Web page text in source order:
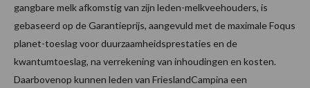
gangbare melk afkomstig van zijn leden-melkveehouders, is
gebaseerd op de Garantieprijs, aangevuld met de maximale Foqus
planet-toeslag voor duurzaamheidsprestaties en de
kwantumtoeslag, na verrekening van inhoudingen en kosten.
Daarbovenop kunnen leden van FrieslandCampina een